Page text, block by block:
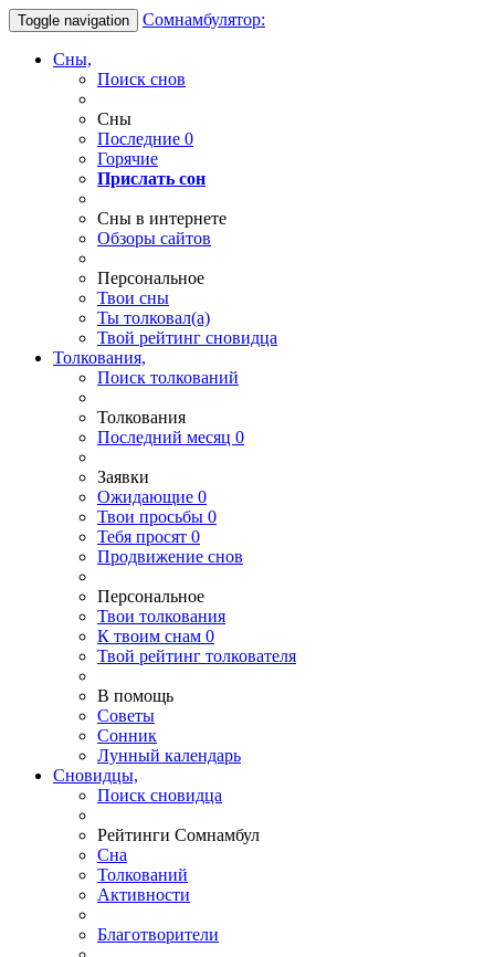
Toggle navigation Сомнамбулятор:
Сны,
Поиск снов
Сны
Последние 0
Горячие
Прислать сон
Сны в интернете
Обзоры сайтов
Персональное
Твои сны
Ты толковал(а)
Твой рейтинг сновидца
Толкования,
Поиск толкований
Толкования
Последний месяц 0
Заявки
Ожидающие 0
Твои просьбы 0
Тебя просят 0
Продвижение снов
Персональное
Твои толкования
К твоим снам 0
Твой рейтинг толкователя
В помощь
Советы
Сонник
Лунный календарь
Сновидцы,
Поиск сновидца
Рейтинги Сомнамбул
Сна
Толкований
Активности
Благотворители